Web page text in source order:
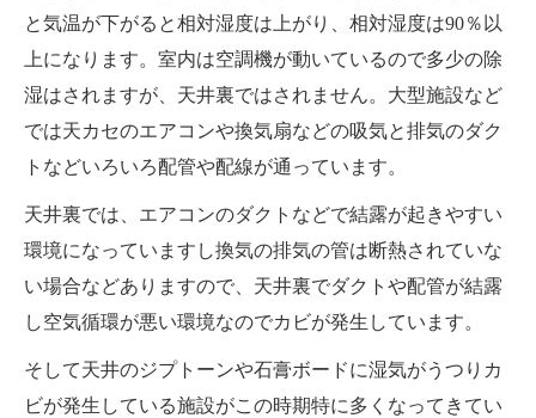
と気温が下がると相対湿度は上がり、相対湿度は90％以
上になります。室内は空調機が動いているので多少の除
湿はされますが、天井裏ではされません。大型施設など
では天カセのエアコンや換気扇などの吸気と排気のダク
トなどいろいろ配管や配線が通っています。
天井裏では、エアコンのダクトなどで結露が起きやすい
環境になっていますし換気の排気の管は断熱されていな
い場合などありますので、天井裏でダクトや配管が結露
し空気循環が悪い環境なのでカビが発生しています。
そして天井のジプトーンや石膏ボードに湿気がうつりカ
ビが発生している施設がこの時期特に多くなってきてい